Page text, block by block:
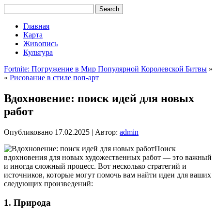
Главная
Карта
Живопись
Культура
Fortnite: Погружение в Мир Популярной Королевской Битвы »
« Рисование в стиле поп-арт
Вдохновение: поиск идей для новых
работ
Опубликовано 17.02.2025 | Автор: admin
Поиск
вдохновения для новых художественных работ — это важный
и иногда сложный процесс. Вот несколько стратегий и
источников, которые могут помочь вам найти идеи для ваших
следующих произведений:
1. Природа